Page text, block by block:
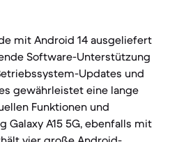
mit Android 14 ausgeliefert
Software-Unterstützung
Updates und
gewährleistet eine lange
Funktionen und
Galaxy A15 5G, ebenfalls mit